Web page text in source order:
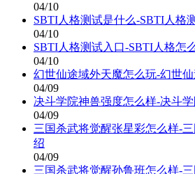
04/10
SBTI人格测试是什么-SBTI人格
04/10
SBTI人格测试入口-SBTI人格怎
04/10
幻世仙途域外天魔怎么玩-幻世
04/09
决斗学院神兽强度怎么样-决斗
04/09
三国杀武将觉醒张星彩怎么样-
绍
04/09
三国杀武将觉醒孙鲁班怎么样-